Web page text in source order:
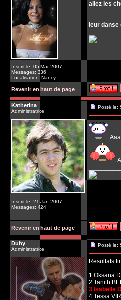
Inscrit le: 05 Mar 2007
Messages: 336
Localisation: Nancy
allez les
leur danse
Revenir en haut de page
Katherina
Administratrice
Inscrit le: 21 Jan 2007
Messages: 424
Posté le:
Revenir en haut de page
Duby
Administratrice
Posté le:
Resultats
1 Oksana
2 Tanith
3 Isabelle
4 Tessa